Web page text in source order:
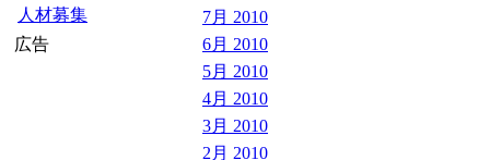
人材募集
広告
7月 2010
6月 2010
5月 2010
4月 2010
3月 2010
2月 2010